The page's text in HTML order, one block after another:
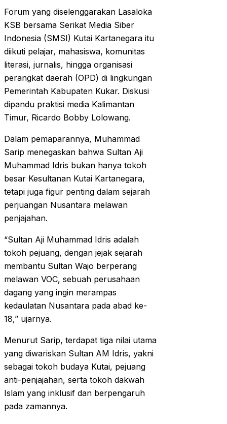
Forum yang diselenggarakan Lasaloka
KSB bersama Serikat Media Siber
Indonesia (SMSI) Kutai Kartanegara itu
diikuti pelajar, mahasiswa, komunitas
literasi, jurnalis, hingga organisasi
perangkat daerah (OPD) di lingkungan
Pemerintah Kabupaten Kukar. Diskusi
dipandu praktisi media Kalimantan
Timur, Ricardo Bobby Lolowang.
Dalam pemaparannya, Muhammad
Sarip menegaskan bahwa Sultan Aji
Muhammad Idris bukan hanya tokoh
besar Kesultanan Kutai Kartanegara,
tetapi juga figur penting dalam sejarah
perjuangan Nusantara melawan
penjajahan.
“Sultan Aji Muhammad Idris adalah
tokoh pejuang, dengan jejak sejarah
membantu Sultan Wajo berperang
melawan VOC, sebuah perusahaan
dagang yang ingin merampas
kedaulatan Nusantara pada abad ke-
18,” ujarnya.
Menurut Sarip, terdapat tiga nilai utama
yang diwariskan Sultan AM Idris, yakni
sebagai tokoh budaya Kutai, pejuang
anti-penjajahan, serta tokoh dakwah
Islam yang inklusif dan berpengaruh
pada zamannya.